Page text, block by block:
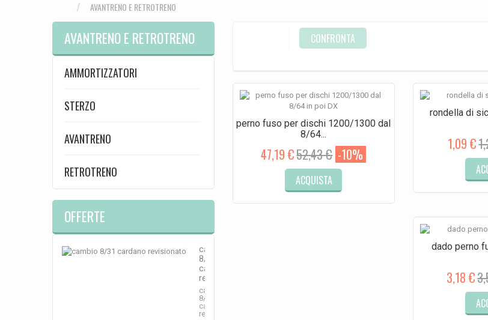
AVANTRENO E RETROTRENO
AVANTRENO E RETROTRENO
AMMORTIZZATORI
STERZO
AVANTRENO
RETROTRENO
OFFERTE
cambio
8/31
cardano
revisionato
cambio
8/31
cardano
revisionato
CONFRONTA
perno fuso per dischi 1200/1300 dal
8/64...
47,19 €52,43 € -10%
ACQUISTA
rondella di
1,09 €
dado perno
3,18 €